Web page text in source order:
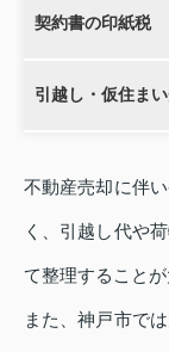
契約書の印紙税
引越し・仮住ま
不動産売却に伴
く、引越し代や
て整理することが
また、神戸市で